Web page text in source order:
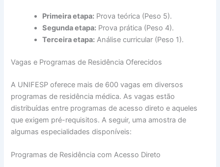
Primeira etapa: Prova teórica (Peso 5).
Segunda etapa: Prova prática (Peso 4).
Terceira etapa: Análise curricular (Peso 1).
Vagas e Programas de Residência Oferecidos
A UNIFESP oferece mais de 600 vagas em diversos
programas de residência médica. As vagas estão
distribuídas entre programas de acesso direto e aqueles
que exigem pré-requisitos. A seguir, uma amostra de
algumas especialidades disponíveis:
Programas de Residência com Acesso Direto